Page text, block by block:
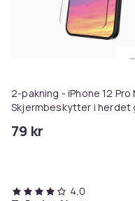
2-pakning - iPhone 12 Pro
Skjermbeskytter i herdet
79 kr
4,0